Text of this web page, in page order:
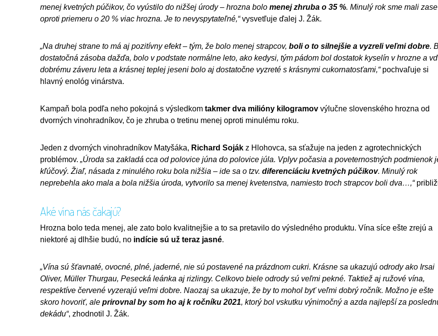
menej kvetných púčikov, čo vyústilo do nižšej úrody – hrozna bolo menej zhruba o 35 %. Minulý rok sme mali zase
oproti priemeru o 20 % viac hrozna. Je to nevyspytateľné,“vysvetľuje ďalej J. Žák.
„Na druhej strane to má aj pozitívny efekt – tým, že bolo menej strapcov, boli o to silnejšie a vyzreli veľmi dobre.
dostatočná zásoba dažďa, bolo v podstate normálne leto, ako kedysi, tým pádom bol dostatok kyselín v hrozne a
dobrému záveru leta a krásnej teplej jeseni bolo aj dostatočne vyzreté s krásnymi cukornatosťami,“pochvaľuje si
hlavný enológ vinárstva.
Kampaň bola podľa neho pokojná s výsledkom takmer dva milióny kilogramov výlučne slovenského hrozna od
dvorných vinohradníkov, čo je zhruba o tretinu menej oproti minulému roku.
Jeden z dvorných vinohradníkov Matyšáka, Richard Soják z Hlohovca, sa sťažuje na jeden z agrotechnických
problémov. „Úroda sa zakladá cca od polovice júna do polovice júla. Vplyv počasia a poveternostných podmienok
kľúčový. Žiaľ, násada z minulého roku bola nižšia – ide sa o tzv. diferenciáciu kvetných púčikov. Minulý rok
neprebehla ako mala a bola nižšia úroda, vytvorilo sa menej kvetenstva, namiesto troch strapcov boli dva…,“
Aké vína nás čakajú?
Hrozna bolo teda menej, ale zato bolo kvalitnejšie a to sa pretavilo do výsledného produktu. Vína síce ešte zrejú a
niektoré aj dlhšie budú, no indície sú už teraz jasné.
„Vína sú šťavnaté, ovocné, plné, jaderné, nie sú postavené na prázdnom cukri. Krásne sa ukazujú odrody ako Irsai
Oliver, Müller Thurgau, Pesecká leánka aj rizlingy. Celkovo biele odrody sú veľmi pekné. Taktiež aj ružové vína,
respektíve červené vyzerajú veľmi dobre. Naozaj sa ukazuje, že by to mohol byť veľmi dobrý ročník. Možno je ešte
skoro hovoriť, ale prirovnal by som ho aj k ročníku 2021, ktorý bol vskutku výnimočný a azda najlepší za
dekádu“, zhodnotil J. Žák.